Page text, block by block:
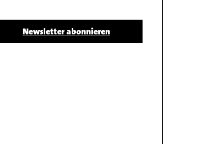
Newsletter abonnieren